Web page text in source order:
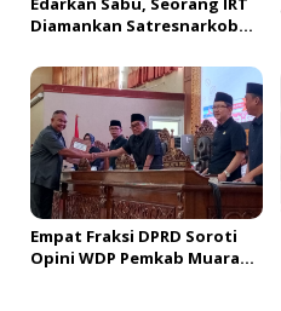
Diamankan Satresnarkoba
Empat Fraksi DPRD Soroti
Opini WDP Pemkab Muara